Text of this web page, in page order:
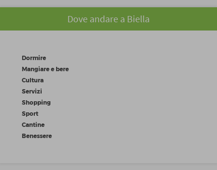
Dove andare a Biella
Dormire
Mangiare e bere
Cultura
Servizi
Shopping
Sport
Cantine
Benessere